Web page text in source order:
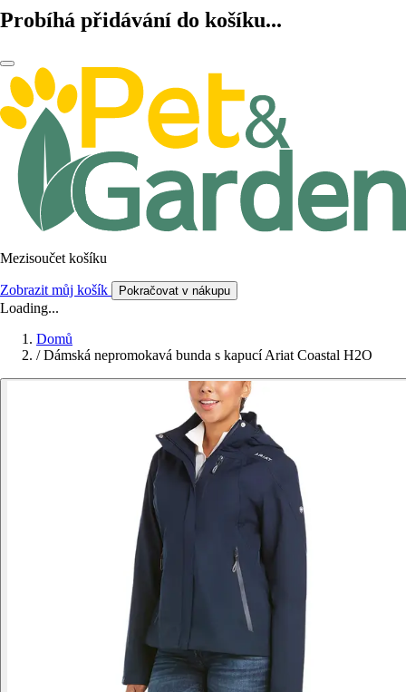
Probíhá přidávání do košíku...
Mezisoučet košíku
Zobrazit můj košík Pokračovat v nákupu
Loading...
Domů
/ Dámská nepromokavá bunda s kapucí Ariat Coastal H2O